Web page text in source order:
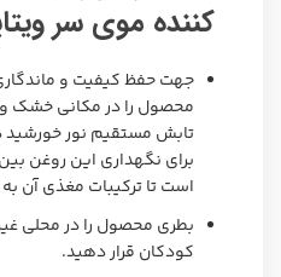
کننده موی سر
جهت حفظ کیفیت و
محصول را در مکانی خشک
تابش مستقیم نور خورشید
است تا ترکیبات مغذی آن
بطری محصول را در محلی
کودکان قرار دهید.